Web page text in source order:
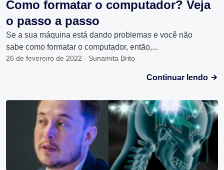
Como formatar o computador? Veja
o passo a passo
Se a sua máquina está dando problemas e você não
sabe como formatar o computador, então,...
26 de fevereiro de 2022 - Sunamita Brito
Continuar lendo